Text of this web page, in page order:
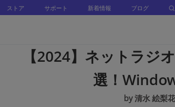
ストア サポート 新着情報 ブログ
【2024】ネットラジ
選！
by 清水 絵梨